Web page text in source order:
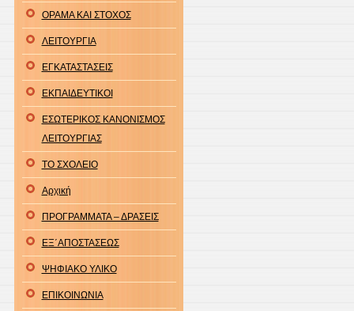
ΟΡΑΜΑ ΚΑΙ ΣΤΟΧΟΣ
ΛΕΙΤΟΥΡΓΙΑ
ΕΓΚΑΤΑΣΤΑΣΕΙΣ
ΕΚΠΑΙΔΕΥΤΙΚΟΙ
ΕΣΩΤΕΡΙΚΟΣ ΚΑΝΟΝΙΣΜΟΣ
ΛΕΙΤΟΥΡΓΙΑΣ
ΤΟ ΣΧΟΛΕΙΟ
Αρχική
ΠΡΟΓΡΑΜΜΑΤΑ – ΔΡΑΣΕΙΣ
ΕΞ΄ΑΠΟΣΤΑΣΕΩΣ
ΨΗΦΙΑΚΟ ΥΛΙΚΟ
ΕΠΙΚΟΙΝΩΝΙΑ